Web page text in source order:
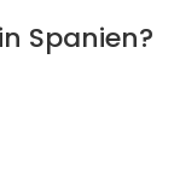
Spanien?